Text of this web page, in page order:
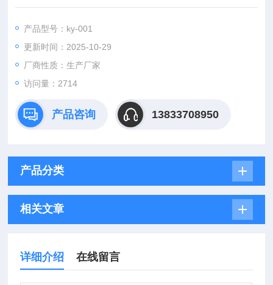
高度88mm
产品型号：ky-001
更新时间：2025-10-29
厂商性质：生产厂家
访问量：2714
产品咨询 13833708950
产品分类
相关文章
详细介绍 在线留言